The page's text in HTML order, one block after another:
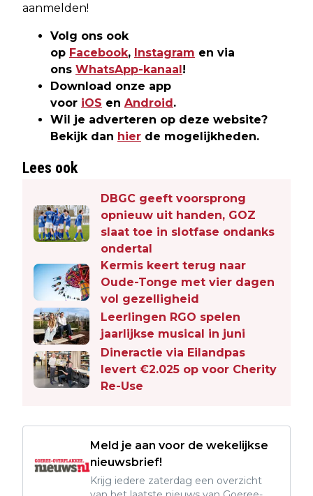
aanmelden!
Volg ons ook
op Facebook, Instagram en via
ons WhatsApp-kanaal!
Download onze app
voor iOS en Android.
Wil je adverteren op deze website?
Bekijk dan hier de mogelijkheden.
Lees ook
DBGC geeft voorsprong
opnieuw uit handen, GOZ
slaat toe in slotfase ondanks
ondertal
Kermis keert terug naar
Oude-Tonge met vier dagen
vol gezelligheid
Leerlingen RGO spelen
jaarlijkse musical in juni
Dineractie via Eilandpas
levert €2.025 op voor Cherity
Re-Use
Meld je aan voor de wekelijkse
nieuwsbrief!
Krijg iedere zaterdag een overzicht